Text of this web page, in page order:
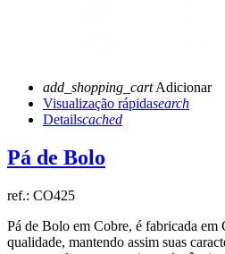
add_shopping_cartAdicionar
Visualização rápidasearch
Detailscached
Pá de Bolo
ref.: CO425
Pá de Bolo em Cobre, é fabricada em
qualidade, mantendo assim suas